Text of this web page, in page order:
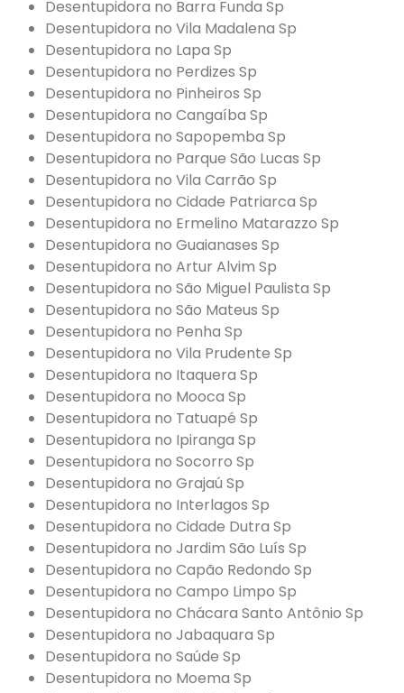
Desentupidora no Barra Funda Sp
Desentupidora no Vila Madalena Sp
Desentupidora no Lapa Sp
Desentupidora no Perdizes Sp
Desentupidora no Pinheiros Sp
Desentupidora no Cangaíba Sp
Desentupidora no Sapopemba Sp
Desentupidora no Parque São Lucas Sp
Desentupidora no Vila Carrão Sp
Desentupidora no Cidade Patriarca Sp
Desentupidora no Ermelino Matarazzo Sp
Desentupidora no Guaianases Sp
Desentupidora no Artur Alvim Sp
Desentupidora no São Miguel Paulista Sp
Desentupidora no São Mateus Sp
Desentupidora no Penha Sp
Desentupidora no Vila Prudente Sp
Desentupidora no Itaquera Sp
Desentupidora no Mooca Sp
Desentupidora no Tatuapé Sp
Desentupidora no Ipiranga Sp
Desentupidora no Socorro Sp
Desentupidora no Grajaú Sp
Desentupidora no Interlagos Sp
Desentupidora no Cidade Dutra Sp
Desentupidora no Jardim São Luís Sp
Desentupidora no Capão Redondo Sp
Desentupidora no Campo Limpo Sp
Desentupidora no Chácara Santo Antônio Sp
Desentupidora no Jabaquara Sp
Desentupidora no Saúde Sp
Desentupidora no Moema Sp